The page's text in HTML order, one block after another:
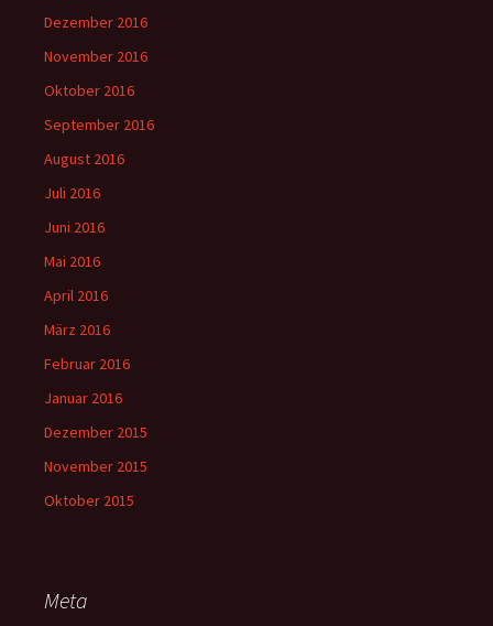
Dezember 2016
November 2016
Oktober 2016
September 2016
August 2016
Juli 2016
Juni 2016
Mai 2016
April 2016
März 2016
Februar 2016
Januar 2016
Dezember 2015
November 2015
Oktober 2015
Meta